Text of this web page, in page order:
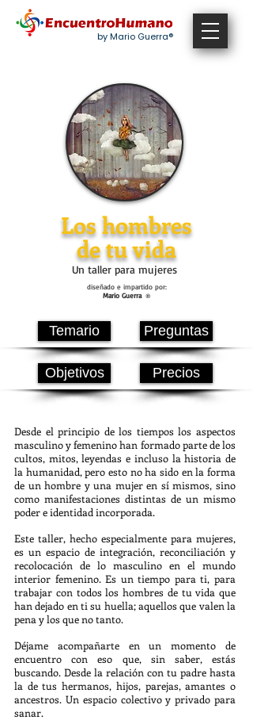
by Mario Guerra®
Los hombres
de tu vida
Un taller para mujeres
diseñado e impartido por:
Mario Guerra ®
Temario
Objetivos
Preguntas
Precios
Desde el principio de los tiempos los aspectos
masculino y femenino han formado parte de los
cultos, mitos, leyendas e incluso la historia de
la humanidad, pero esto no ha sido en la forma
de un hombre y una mujer en sí mismos, sino
como manifestaciones distintas de un mismo
poder e identidad incorporada.
Este taller, hecho especialmente para mujeres,
es un espacio de integración, reconciliación y
recolocación de lo masculino en el mundo
interior femenino. Es un tiempo para ti, para
trabajar con todos los hombres de tu vida que
han dejado en ti su huella; aquellos que valen la
pena y los que no tanto.
Déjame acompañarte en un momento de
encuentro con eso que, sin saber, estás
buscando. Desde la relación con tu padre hasta
la de tus hermanos, hijos, parejas, amantes o
ancestros. Un espacio colectivo y privado para
sanar.